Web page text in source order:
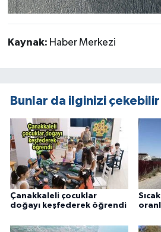
Kaynak: Haber Merkezi
Bunlar da ilginizi çekebilir
Çanakkaleli çocuklar
doğayı keşfederek öğrendi